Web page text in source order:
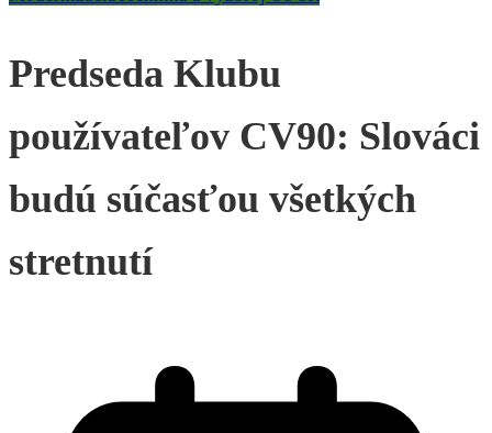
Predseda Klubu
používateľov CV90: Slováci
budú súčasťou všetkých
stretnutí